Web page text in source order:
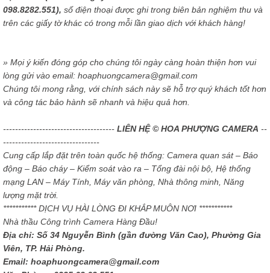
098.8282.551), số điện thoại được ghi trong biên bản nghiệm thu và
trên các giấy tờ khác có trong mỗi lần giao dịch với khách hàng!
» Mọi ý kiến đóng góp cho chúng tôi ngày càng hoàn thiện hơn vui
lòng gửi vào email: hoaphuongcamera@gmail.com
Chúng tôi mong rằng, với chính sách này sẽ hỗ trợ quý khách tốt hơn
và công tác bảo hành sẽ nhanh và hiệu quả hơn.
------------------------------------- LIÊN HỆ © HOA PHƯỢNG CAMERA --
--------------------------------
Cung cấp lắp đặt trên toàn quốc hệ thống: Camera quan sát – Báo
động – Báo cháy – Kiểm soát vào ra – Tổng đài nội bộ, Hệ thống
mạng LAN – Máy Tính, Máy văn phòng, Nhà thông minh, Năng
lượng mặt trời.
*********** DỊCH VỤ HÀI LÒNG ĐI KHẮP MUÔN NƠI ***********
Nhà thầu Công trình Camera Hàng Đầu!
Địa chỉ: Số 34 Nguyễn Bình (gần đường Văn Cao), Phường Gia
Viên, TP. Hải Phòng.
Email: hoaphuongcamera@gmail.com